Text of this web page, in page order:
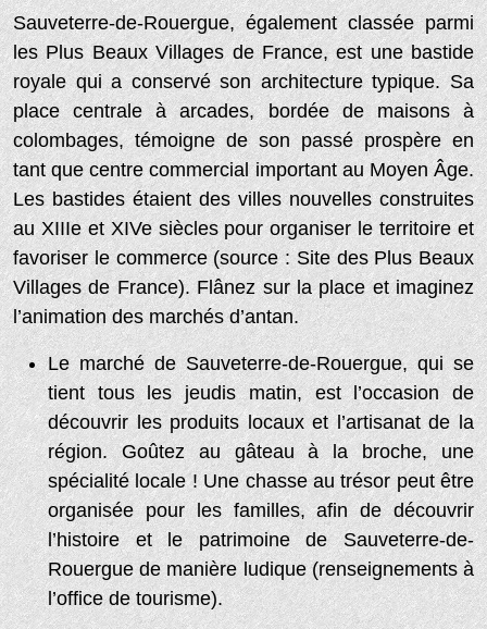
Sauveterre-de-Rouergue, également classée parmi
les Plus Beaux Villages de France, est une bastide
royale qui a conservé son architecture typique. Sa
place centrale à arcades, bordée de maisons à
colombages, témoigne de son passé prospère en
tant que centre commercial important au Moyen Âge.
Les bastides étaient des villes nouvelles construites
au XIIIe et XIVe siècles pour organiser le territoire et
favoriser le commerce (source : Site des Plus Beaux
Villages de France). Flânez sur la place et imaginez
l’animation des marchés d’antan.
Le marché de Sauveterre-de-Rouergue, qui se
tient tous les jeudis matin, est l’occasion de
découvrir les produits locaux et l’artisanat de la
région. Goûtez au gâteau à la broche, une
spécialité locale ! Une chasse au trésor peut être
organisée pour les familles, afin de découvrir
l’histoire et le patrimoine de Sauveterre-de-
Rouergue de manière ludique (renseignements à
l’office de tourisme).